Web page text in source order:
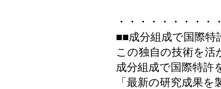
・・・・・・・・
■■成分組成で国際特
この独自の技術を活
成分組成で国際特許
「最新の研究成果